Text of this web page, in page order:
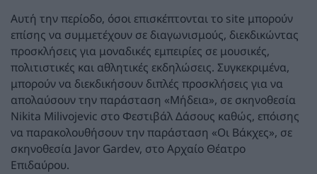
Αυτή την περίοδο, όσοι επισκέπτονται το site μπορούν
επίσης να συμμετέχουν σε διαγωνισμούς, διεκδικώντας
προσκλήσεις για μοναδικές εμπειρίες σε μουσικές,
πολιτιστικές και αθλητικές εκδηλώσεις. Συγκεκριμένα,
μπορούν να διεκδικήσουν διπλές προσκλήσεις για να
απολαύσουν την παράσταση «Μήδεια», σε σκηνοθεσία
Nikita Milivojevic στο Φεστιβάλ Δάσους καθώς, επόισης
να παρακολουθήσουν την παράσταση «Οι Βάκχες», σε
σκηνοθεσία Javor Gardev, στο Αρχαίο Θέατρο
Επιδαύρου.